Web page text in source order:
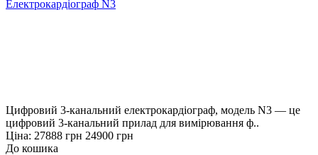
Електрокардіограф N3
Цифровий 3-канальний електрокардіограф, модель N3 — це
цифровий 3-канальний прилад для вимірювання ф..
Ціна: 27888 грн 24900 грн
До кошика